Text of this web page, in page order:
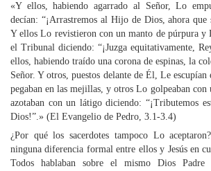
«Y ellos, habiendo agarrado al Señor, Lo
decían: “¡Arrastremos al Hijo de Dios, ahora que
Y ellos Lo revistieron con un manto de púrpura y
el Tribunal diciendo: “¡Juzga equitativamente,
ellos, habiendo traído una corona de espinas, la
Señor. Y otros, puestos delante de Él, Le
pegaban en las mejillas, y otros Lo golpeaban con
azotaban con un látigo diciendo: “¡Tributemos
Dios!”.» (El Evangelio de Pedro, 3.1-3.4)
¿Por qué los sacerdotes tampoco Lo
ninguna diferencia formal entre ellos y Jesús en
Todos hablaban sobre el mismo Dios